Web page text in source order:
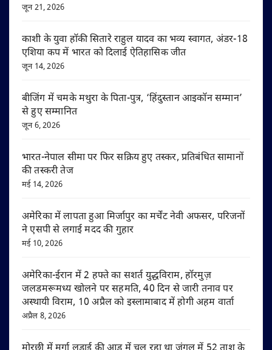
जून 21, 2026
काशी के युवा हॉकी सितारे राहुल यादव का भव्य स्वागत, अंडर-18
एशिया कप में भारत को दिलाई ऐतिहासिक जीत
जून 14, 2026
बीजिंग में चमके मथुरा के पिता-पुत्र, ‘हिंदुस्तान आइकॉन सम्मान’
से हुए सम्मानित
जून 6, 2026
भारत-नेपाल सीमा पर फिर सक्रिय हुए तस्कर, प्रतिबंधित सामानों
की तस्करी तेज
मई 14, 2026
अमेरिका में लापता हुआ मिर्जापुर का मर्चेंट नेवी अफसर, परिजनों
ने एसपी से लगाई मदद की गुहार
मई 10, 2026
अमेरिका-ईरान में 2 हफ्ते का सशर्त युद्धविराम, हॉरमुज़
जलडमरूमध्य खोलने पर सहमति, 40 दिन से जारी तनाव पर
अस्थायी विराम, 10 अप्रैल को इस्लामाबाद में होगी अहम वार्ता
अप्रैल 8, 2026